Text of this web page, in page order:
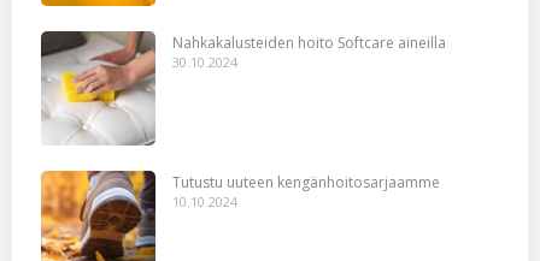
Nahkakalusteiden hoito Softcare aineilla
30.10.2024
Tutustu uuteen kengänhoitosarjaamme
10.10.2024